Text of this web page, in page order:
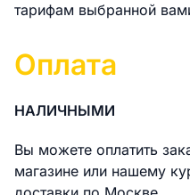
тарифам выбранной
Оплата
НАЛИЧНЫМИ
Вы можете оплатить
магазине или нашему